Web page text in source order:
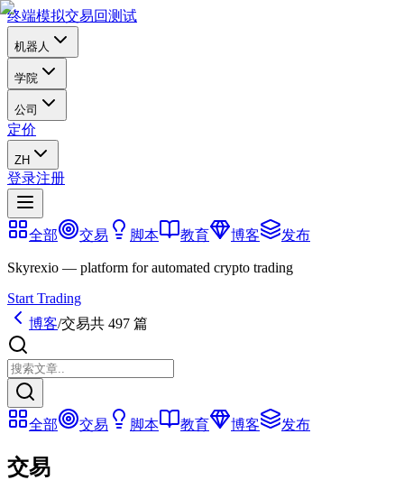
终端模拟交易回测试
机器人
学院
公司
定价
ZH
登录注册
全部 交易 脚本 教育 博客 发布
Skyrexio — platform for automated crypto trading
Start Trading
博客/交易共 497 篇
全部 交易 脚本 教育 博客 发布
交易